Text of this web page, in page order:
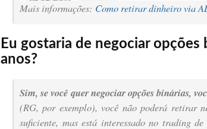
Mais informações: Como retirar dinheiro via
Eu gostaria de negociar
anos?
Sim, se você quer negociar opções binárias,
(RG, por exemplo), você não poderá retirar
suficiente, mas está interessado no trading